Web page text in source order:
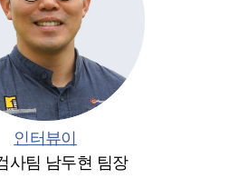
인터뷰이
사팀 남두현 팀장